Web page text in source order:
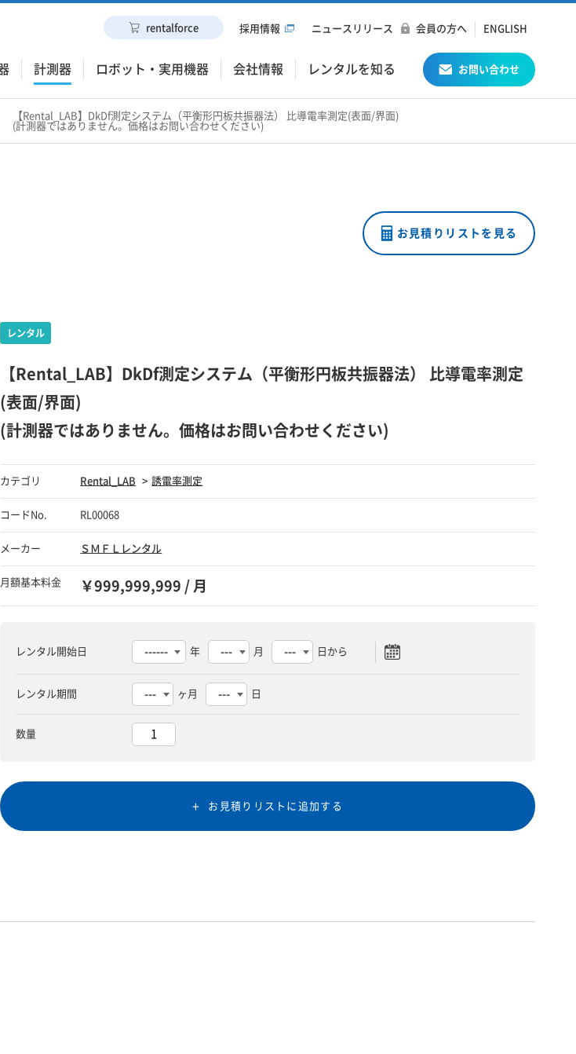
計測器 ロボット・実用機器 会社情報 レンタルを知る お問い合わせ
rentalforce 採用情報 ニュースリリース 会員の方へ ENGLISH
【Rental_LAB】DkDf測定システム（平衡形円板共振器法） 比導電率測定(表面/界面)
(計測器ではありません。価格はお問い合わせください)
お見積りリストを見る
【Rental_LAB】DkDf測定システム（平衡形円板共振器法） 比導電率測定
(表面/界面)
(計測器ではありません。価格はお問い合わせください)
カテゴリ Rental_LAB 誘電率測定
コードNo. RL00068
メーカー ＳＭＦＬレンタル
月額基本料金 ￥999,999,999 / 月
レンタル開始日 年 月 日から
レンタル期間 ヶ月 日
数量
お見積りリストに追加する